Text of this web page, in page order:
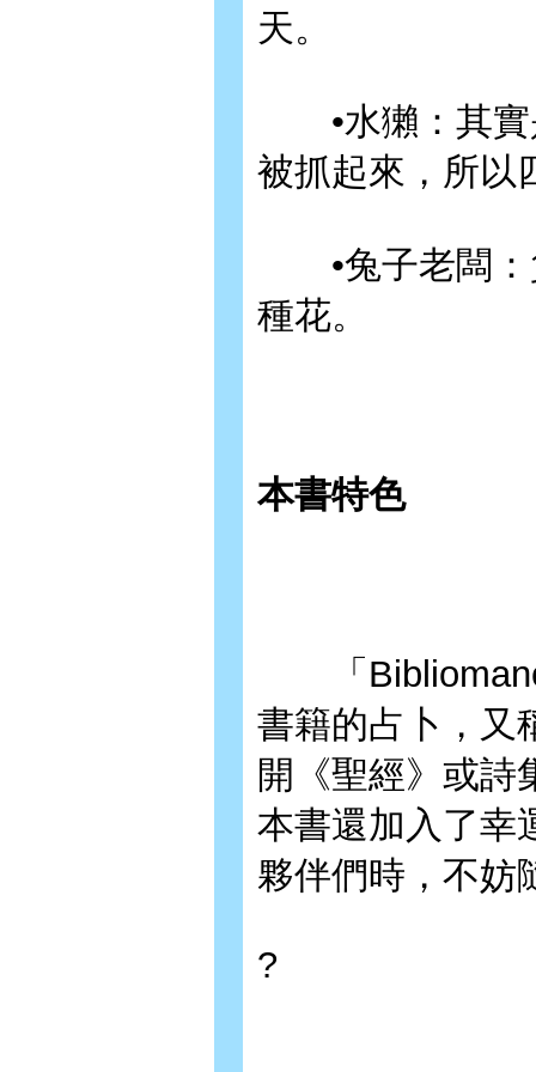
天。
•水獺：其實
被抓起來，所以
•兔子老闆：
種花。
本書特色
「
書籍的占卜，又
開《聖經》或詩
本書還加入了幸
夥伴們時，不妨
?